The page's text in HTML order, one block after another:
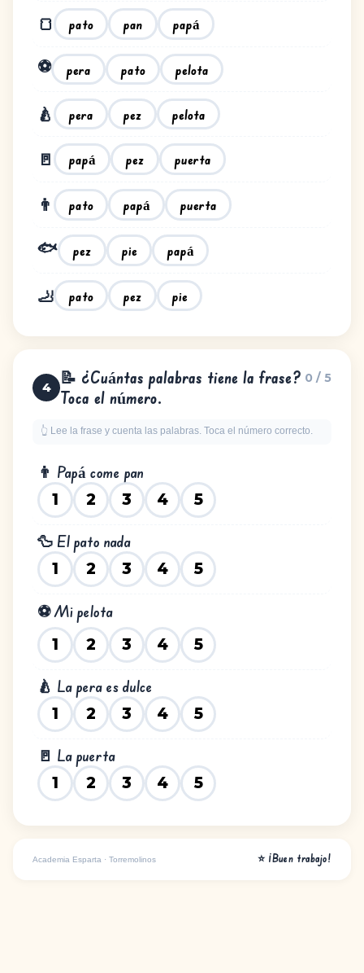
🍞 pato pan papá
⚽ pera pato pelota
🍐 pera pez pelota
🚪 papá pez puerta
👨 pato papá puerta
🐟 pez pie papá
🦶 pato pez pie
4
📝 ¿Cuántas palabras tiene la frase?
Toca el número.
0 / 5
👆 Lee la frase y cuenta las palabras. Toca el número correcto.
👨 Papá come pan
1 2 3 4 5
🦆 El pato nada
1 2 3 4 5
⚽ Mi pelota
1 2 3 4 5
🍐 La pera es dulce
1 2 3 4 5
🚪 La puerta
1 2 3 4 5
Academia Esparta · Torremolinos ⭐ ¡Buen trabajo!